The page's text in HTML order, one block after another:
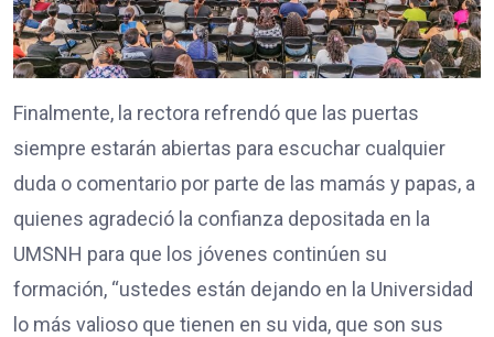
Finalmente, la rectora refrendó que las puertas
siempre estarán abiertas para escuchar cualquier
duda o comentario por parte de las mamás y papas, a
quienes agradeció la confianza depositada en la
UMSNH para que los jóvenes continúen su
formación, “ustedes están dejando en la Universidad
lo más valioso que tienen en su vida, que son sus